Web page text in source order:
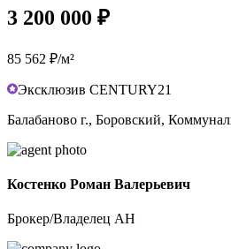
3 200 000 ₽
85 562 ₽/м²
Эксклюзив CENTURY21
Балабаново г., Боровский,
Костенко Роман Валерьевич
Брокер/Владелец АН